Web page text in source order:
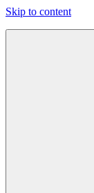
Skip to content
PUBLIC SHAME
Emme soita